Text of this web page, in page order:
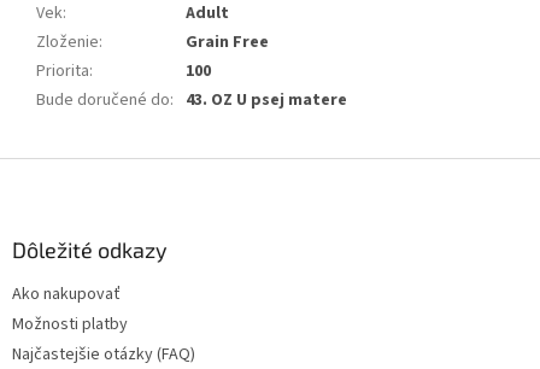
Vek:
Adult
Zloženie:
Grain Free
Priorita:
100
Bude doručené do: 43. OZ U psej matere
Dôležité odkazy
Ako nakupovať
Možnosti platby
Najčastejšie otázky (FAQ)